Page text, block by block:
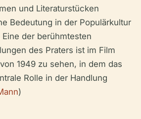
und Literaturstücken
Bedeutung in der Populärkultur
der berühmtesten
des Praters ist im Film
1949 zu sehen, in dem das
Rolle in der Handlung
)